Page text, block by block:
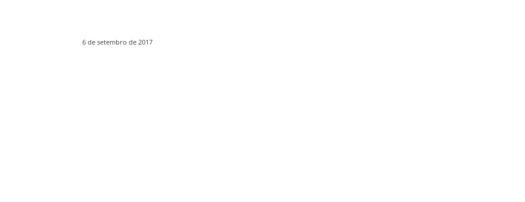
6 de setembro de 2017